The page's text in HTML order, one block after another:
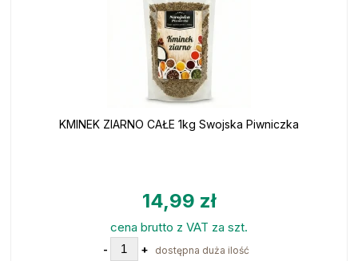
KMINEK ZIARNO CAŁE 1kg Swojska Piwniczka
14,99 zł
cena brutto z VAT za szt.
- + dostępna duża ilość